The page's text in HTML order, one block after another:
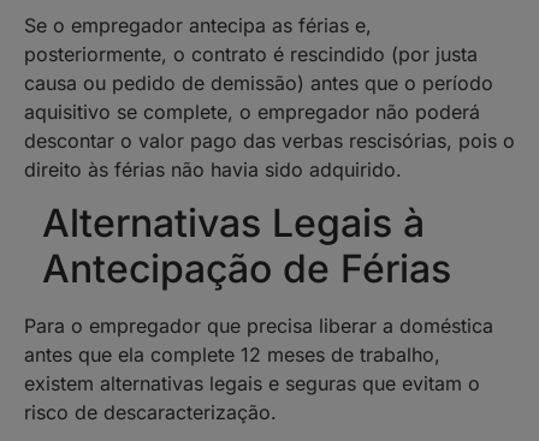
Se o empregador antecipa as férias e,
posteriormente, o contrato é rescindido (por justa
causa ou pedido de demissão) antes que o período
aquisitivo se complete, o empregador não poderá
descontar o valor pago das verbas rescisórias, pois o
direito às férias não havia sido adquirido.
Alternativas Legais à
Antecipação de Férias
Para o empregador que precisa liberar a doméstica
antes que ela complete 12 meses de trabalho,
existem alternativas legais e seguras que evitam o
risco de descaracterização.